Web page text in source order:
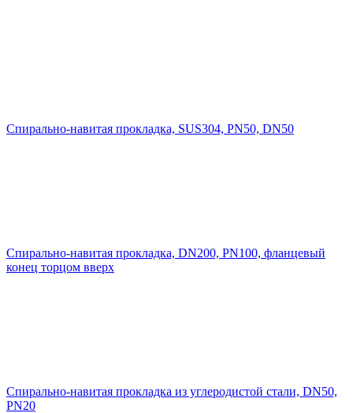
Cпирально-навитая прокладка, SUS304, PN50, DN50
Cпирально-навитая прокладка, DN200, PN100, фланцевый
конец торцом вверх
Cпирально-навитая прокладка из углеродистой стали, DN50,
PN20